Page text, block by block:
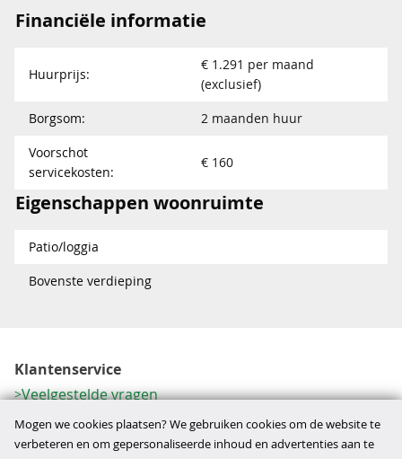
Financiële informatie
Huurprijs:
€ 1.291 per maand
(exclusief)
Borgsom:
2 maanden huur
Voorschot
servicekosten:
€ 160
Eigenschappen woonruimte
Patio/loggia
Bovenste verdieping
Klantenservice
Veelgestelde vragen
Contactformulier
Herroeping
Mogen we cookies plaatsen? We gebruiken cookies om de website te
verbeteren en om gepersonaliseerde inhoud en advertenties aan te